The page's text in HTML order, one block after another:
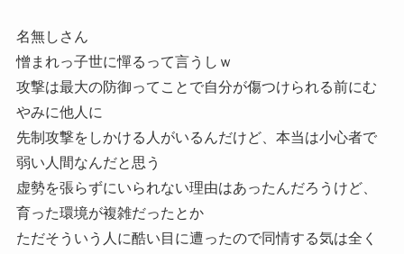
名無しさん
憎まれっ子世に憚るって言うしｗ
攻撃は最大の防御ってことで自分が傷つけられる前にむ
やみに他人に
先制攻撃をしかける人がいるんだけど、本当は小心者で
弱い人間なんだと思う
虚勢を張らずにいられない理由はあったんだろうけど、
育った環境が複雑だったとか
ただそういう人に酷い目に遭ったので同情する気は全く